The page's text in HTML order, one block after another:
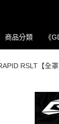
商品分類 《
RSLT【全